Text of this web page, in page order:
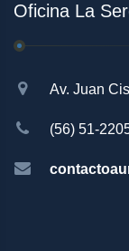
Oficina La
Av. Juan
(56) 51-